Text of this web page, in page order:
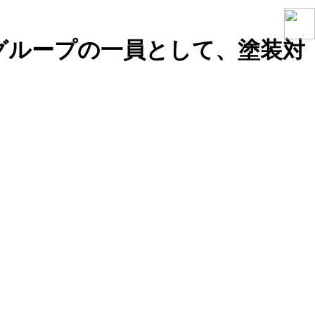
ープの一員として、塗装対